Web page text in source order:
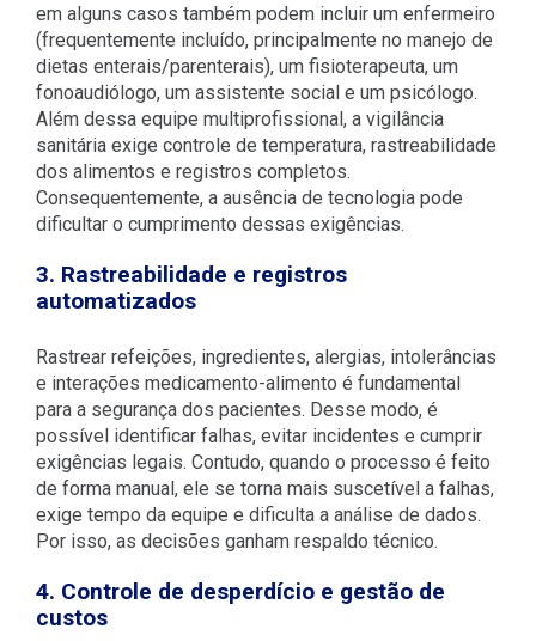
em alguns casos também podem incluir um enfermeiro
(frequentemente incluído, principalmente no manejo de
dietas enterais/parenterais), um fisioterapeuta, um
fonoaudiólogo, um assistente social e um psicólogo.
Além dessa equipe multiprofissional, a vigilância
sanitária exige controle de temperatura, rastreabilidade
dos alimentos e registros completos.
Consequentemente, a ausência de tecnologia pode
dificultar o cumprimento dessas exigências.
3. Rastreabilidade e registros
automatizados
Rastrear refeições, ingredientes, alergias, intolerâncias
e interações medicamento-alimento é fundamental
para a segurança dos pacientes. Desse modo, é
possível identificar falhas, evitar incidentes e cumprir
exigências legais. Contudo, quando o processo é feito
de forma manual, ele se torna mais suscetível a falhas,
exige tempo da equipe e dificulta a análise de dados.
Por isso, as decisões ganham respaldo técnico.
4. Controle de desperdício e gestão de
custos